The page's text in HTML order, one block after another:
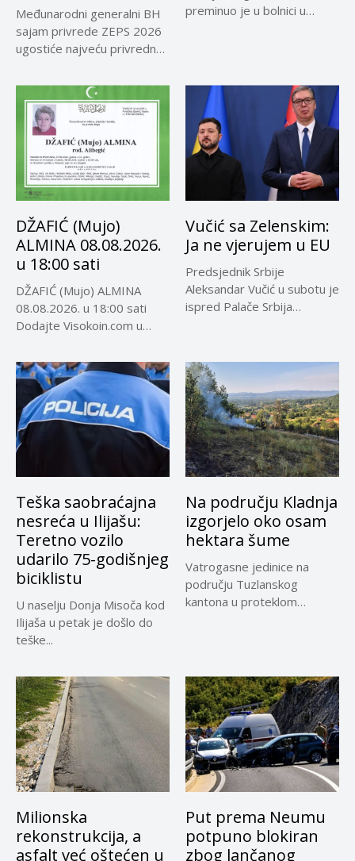
Međunarodni generalni BH
sajam privrede ZEPS 2026
ugostiće najveću privrednu
preminuo je u bolnici u
DŽAFIĆ (Mujo)
ALMINA 08.08.2026.
u 18:00 sati
DŽAFIĆ (Mujo) ALMINA
08.08.2026. u 18:00 sati
Dodajte Visokoin.com u
Vučić sa Zelenskim:
Ja ne vjerujem u EU
Predsjednik Srbije
Aleksandar Vučić u subotu je
ispred Palače Srbija
Teška saobraćajna
nesreća u Ilijašu:
Teretno vozilo
udarilo 75-godišnjeg
biciklistu
U naselju Donja Misoča kod
Ilijaša u petak je došlo do
teške...
Na području Kladnja
izgorjelo oko osam
hektara šume
Vatrogasne jedinice na
području Tuzlanskog
kantona u proteklom
Milionska
rekonstrukcija, a
asfalt već oštećen u
Put prema Neumu
potpuno blokiran
zbog lančanog